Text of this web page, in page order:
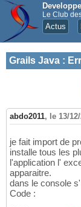
Le Club
Actus
Grails Java :
abdo2011, le 13/
je fait import de
installe tous les
l'application l'
apparaitre.
dans le console
Code :